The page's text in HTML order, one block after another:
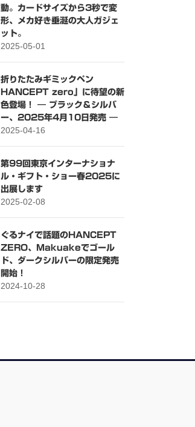
動。カードサイズから3秒で変
形、メカ好き垂涎の大人ガジェ
ット。
2025-05-01
折りたたみギミックペン
HANCEPT zero」に待望の新
色登場！ ― ブラック＆シルバ
ー、2025年4月10日発売 ―
2025-04-16
第99回東京インターナショナ
ル・ギフト・ショー春2025に
出展します
2025-02-08
ぐるナイで話題のHANCEPT
ZERO、Makuakeでゴール
ド、ダークシルバーの限定発売
開始！
2024-10-28